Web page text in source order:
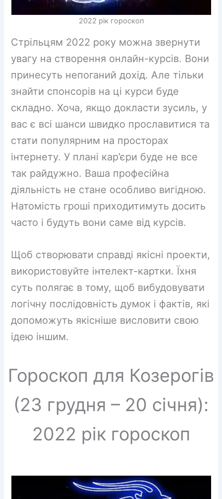
2022 рік гороскоп
Стрільцям 2022 року можна звернути
увагу на створення онлайн-курсів. Вони
принесуть непоганий дохід. Але тільки
знайти спонсорів на ці курси буде
складно. Хоча, якщо докласти зусиль, у
вас є всі шанси швидко прославитися та
стати популярним на просторах
інтернету. У плані кар’єри буде не все
так райдужно. Ваша професійна
діяльність не стане особливо вигідною.
Натомість гроші приходитимуть досить
часто і будуть вони саме від курсів.
Щоб створювати справді якісні проекти,
використовуйте інтелект-картки. Їхня
суть полягає в тому, щоб вибудовувати
логічну послідовність думок і фактів, які
допоможуть якісніше висловити свою
ідею іншим.
Гороскоп для Козерогів
(23 грудня – 20 січня):
2022 рік гороскоп